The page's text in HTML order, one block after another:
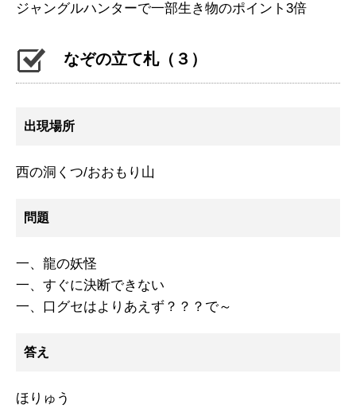
ジャングルハンターで一部生き物のポイント3倍
なぞの立て札（３）
出現場所
西の洞くつ/おおもり山
問題
一、龍の妖怪
一、すぐに決断できない
一、口グセはよりあえず？？？で～
答え
ほりゅう